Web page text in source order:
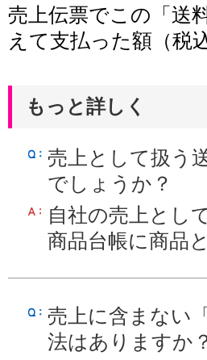
売上伝票でこの「送
えて支払った額（税
もっと詳しく
売上として扱う
でしょうか？
自社の売上とし
商品台帳に商品
売上に含まない
法はありますか